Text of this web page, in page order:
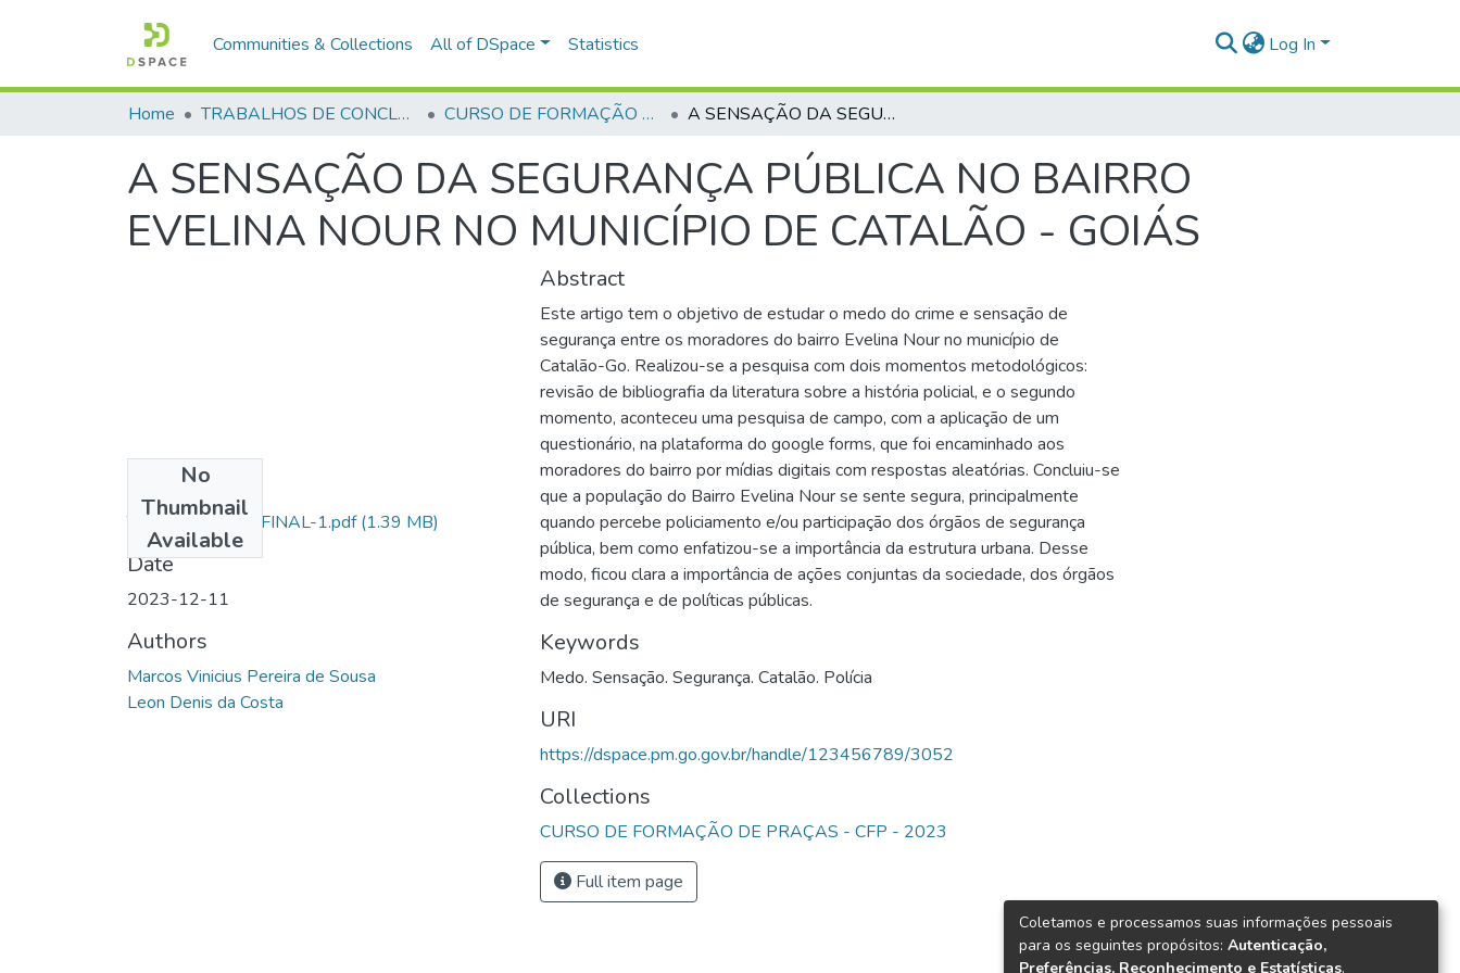
Communities & Collections All of DSpace Statistics Log In
Home TRABALHOS DE CONCLUSÃO DE CURSO - CFP (CURSO DE FORMAÇÃO DE PRAÇAS) CURSO DE FORMAÇÃO DE PRAÇAS - CFP - 2023 A SENSAÇÃO DA SEGURANÇA PÚBLICA NO BAIRRO EVELINA NOUR NO MUNICÍPIO DE CATALÃO - GOIÁS
A SENSAÇÃO DA SEGURANÇA PÚBLICA NO BAIRRO
EVELINA NOUR NO MUNICÍPIO DE CATALÃO - GOIÁS
No
Thumbnail
Available
TCC -MARCOS - FINAL-1.pdf(1.39 MB)
Date
2023-12-11
Authors
Marcos Vinicius Pereira de Sousa
Leon Denis da Costa
Abstract
Este artigo tem o objetivo de estudar o medo do crime e sensação de
segurança entre os moradores do bairro Evelina Nour no município de
Catalão-Go. Realizou-se a pesquisa com dois momentos metodológicos:
revisão de bibliografia da literatura sobre a história policial, e o segundo
momento, aconteceu uma pesquisa de campo, com a aplicação de um
questionário, na plataforma do google forms, que foi encaminhado aos
moradores do bairro por mídias digitais com respostas aleatórias. Concluiu-se
que a população do Bairro Evelina Nour se sente segura, principalmente
quando percebe policiamento e/ou participação dos órgãos de segurança
pública, bem como enfatizou-se a importância da estrutura urbana. Desse
modo, ficou clara a importância de ações conjuntas da sociedade, dos órgãos
de segurança e de políticas públicas.
Keywords
Medo. Sensação. Segurança. Catalão. Polícia
URI
https://dspace.pm.go.gov.br/handle/123456789/3052
Collections
CURSO DE FORMAÇÃO DE PRAÇAS - CFP - 2023
Full item page
Coletamos e processamos suas informações pessoais
para os seguintes propósitos: Autenticação,
Preferências, Reconhecimento e Estatísticas.